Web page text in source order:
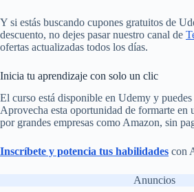
Y si estás buscando cupones gratuitos de
descuento, no dejes pasar nuestro canal de
ofertas actualizadas todos los días.
Inicia tu aprendizaje con solo un clic
El curso está disponible en Udemy y
Aprovecha esta oportunidad de formarte en
por grandes empresas como Amazon, sin
Inscríbete y potencia tus habilidades con
Anuncios